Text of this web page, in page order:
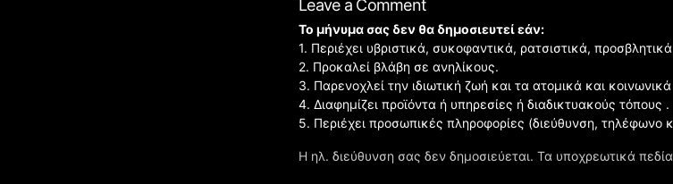
Leave a Comment
Η ηλ. διεύθυνση σας δεν δημοσιεύεται. Τα υποχρεωτικά
Το μήνυμα σας δεν θα δημοσιευτεί εάν:
1. Περιέχει υβριστικά, συκοφαντικά, ρατσιστικά,
2. Προκαλεί βλάβη σε ανηλίκους.
3. Παρενοχλεί την ιδιωτική ζωή και τα ατομικά και
4. Διαφημίζει προϊόντα ή υπηρεσίες ή διαδικτυακούς τόπους .
5. Περιέχει προσωπικές πληροφορίες (διεύθυνση, τηλέφωνο